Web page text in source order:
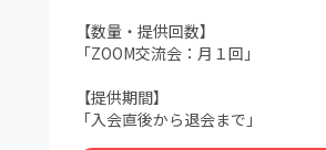
【数量・提供回数】
「ZOOM交流会：月１回」
【提供期間】
「入会直後から退会まで」